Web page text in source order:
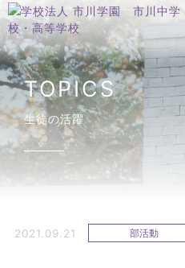
TOPICS
生徒の活躍
2021.09.21 部活動